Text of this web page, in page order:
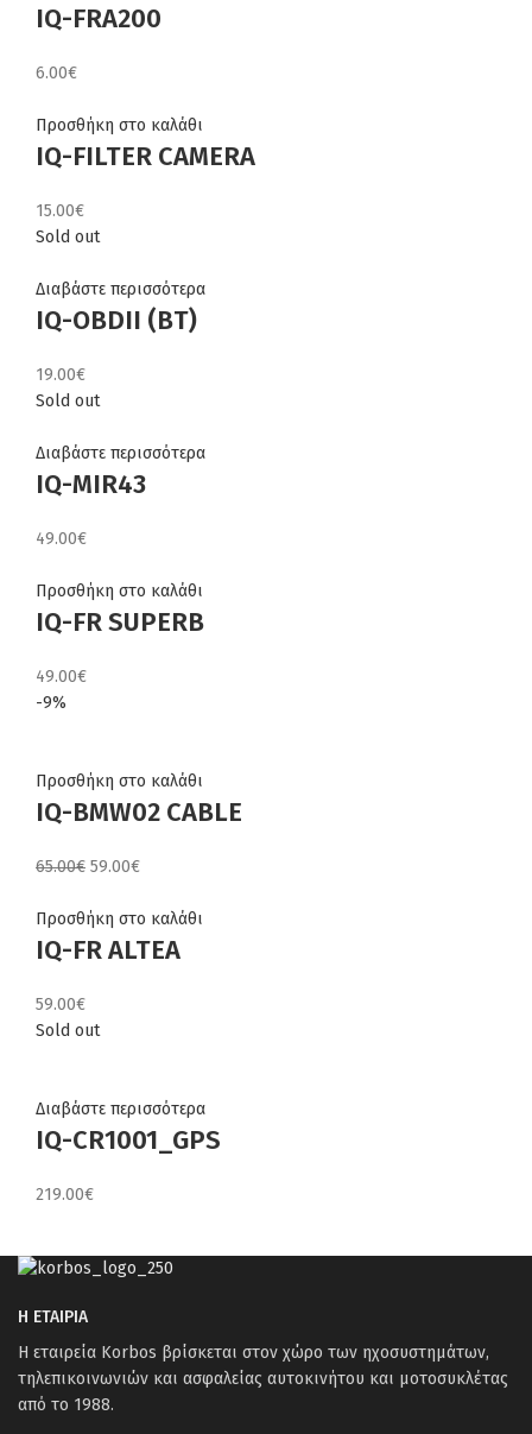
IQ-FRA200
6.00€
Προσθήκη στο καλάθι
IQ-FILTER CAMERA
15.00€
Sold out
Διαβάστε περισσότερα
IQ-OBDII (BT)
19.00€
Sold out
Διαβάστε περισσότερα
IQ-MIR43
49.00€
Προσθήκη στο καλάθι
IQ-FR SUPERB
49.00€
-9%
Προσθήκη στο καλάθι
IQ-BMW02 CABLE
65.00€ Original
was:
65.00€.
59.00€Η
τιμή
είναι:
Προσθήκη στο καλάθι
IQ-FR ALTEA
59.00€
Sold out
Διαβάστε περισσότερα
IQ-CR1001_GPS
219.00€
Η ΕΤΑΙΡΙΑ
Η εταιρεία Korbos βρίσκεται στον χώρο των ηχοσυστημάτων,
τηλεπικοινωνιών και ασφαλείας αυτοκινήτου και μοτοσυκλέτας
από το 1988.